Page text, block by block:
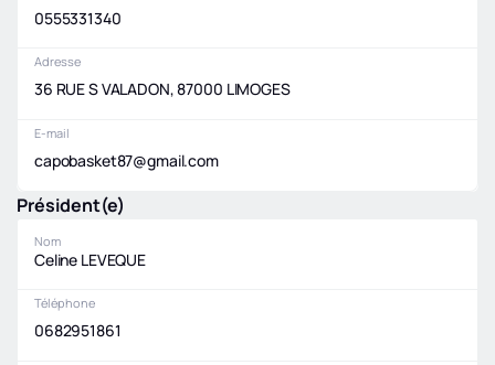
0555331340
Adresse
36 RUE S VALADON, 87000 LIMOGES
E-mail
capobasket87@gmail.com
Président(e)
Nom
Celine LEVEQUE
Téléphone
0682951861